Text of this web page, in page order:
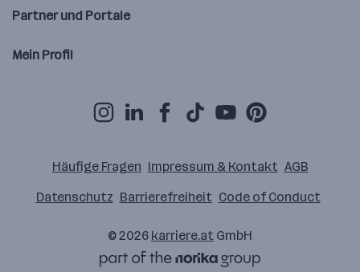
Partner und Portale
Mein Profil
Häufige Fragen Impressum & Kontakt AGB
Datenschutz Barrierefreiheit Code of Conduct
© 2026 karriere.at GmbH